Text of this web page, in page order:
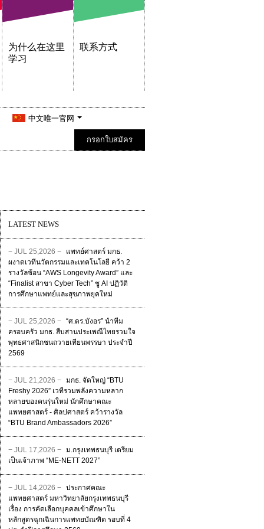
为什么在这里
学习
联系方式
中文唯一官网
กรอกใบสมัคร
LATEST NEWS
− JUL 25,2026 −
แพทย์ศาสตร์ มกธ.
ผงาดเวทีนวัตกรรมและเทคโนโลยี คว้า 2
รางวัลซ้อน “AWS Longevity Award” และ
“Finalist สาขา Cyber Tech” ชู AI ปฏิวัติ
การศึกษาแพทย์และสุขภาพยุคใหม่
− JUL 25,2026 − “ศ.ดร.บังอร” นำทีม
ครอบครัว มกธ. สืบสานประเพณีไทยรวมใจ
พุทธศาสนิกชนถวายเทียนพรรษา ประจำปี
2569
− JUL 21,2026 − มกธ. จัดใหญ่ “BTU
Freshy 2026” เวทีรวมพลังความหลาก
หลายของคนรุ่นใหม่ นักศึกษาคณะ
แพทยศาสตร์ - ศิลปศาสตร์ คว้ารางวัล
“BTU Brand Ambassadors 2026”
− JUL 17,2026 − ม.กรุงเทพธนบุรี เตรียม
เป็นเจ้าภาพ “ME-NETT 2027”
− JUL 14,2026 − ประกาศคณะ
แพทยศาสตร์ มหาวิทยาลัยกรุงเทพธนบุรี
เรื่อง การคัดเลือกบุคคลเข้าศึกษาใน
หลักสูตรฉุกเฉินการแพทยบัณฑิต รอบที่ 4